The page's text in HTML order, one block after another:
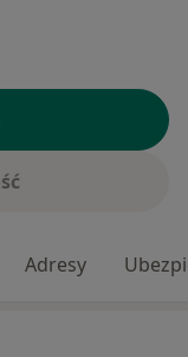
Adresy